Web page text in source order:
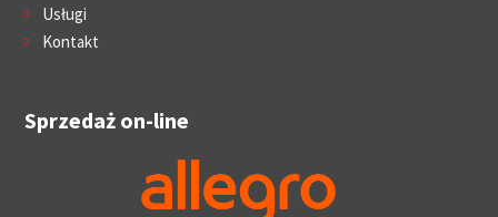
Usługi
Kontakt
Sprzedaż on-line